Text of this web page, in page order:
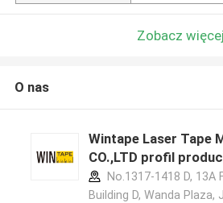
Zobacz więcej
O nas
Wintape Laser Tape
CO.,LTD profil
No.1317-1418 D, 13A
Building D, Wanda Plaza,